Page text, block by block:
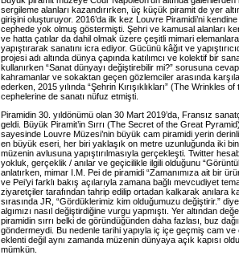
sergileme alanları kazandırırken, üç küçük piramit de yer
girişini oluşturuyor. 2016’da ilk kez Louvre Piramidi’ni
cephede yok olmuş göstermişti. Şehri ve kamusal alanları
ve hatta çatılar da dahil olmak üzere çeşitli mimari
yapıştırarak sanatını icra ediyor. Gücünü kâğıt ve
projesi adı altında dünya çapında katılımcı ve kolektif bir
kullanırken “Sanat dünyayı değiştirebilir mi?” sorusuna
kahramanlar ve sokaktan geçen gözlemciler arasında
ederken, 2015 yılında “Şehrin Kırışıklıkları” (The Wrinkles
cephelerine de sanatı nüfuz etmişti.
Piramidin 30. yıldönümü olan 30 Mart 2019’da, Fransız
geldi. Büyük Piramit’in Sırrı (The Secret of the Great
sayesinde Louvre Müzesi’nin büyük cam piramidi yerin
en büyük eseri, her biri yaklaşık on metre uzunluğunda iki
müzenin avlusuna yapıştırılmasıyla gerçekleşti. Twitter
yokluk, gerçeklik / anılar ve geçicilikle ilgili olduğunu
anlatırken, mimar I.M. Pei de piramidi “Zamanımıza ait bir
ve Pei’yi farklı bakış açılarıyla zamana bağlı mevcudiyet
ziyaretçiler tarafından tahrip edilip ortadan kalkarak anılara
sırasında JR, “Gördüklerimiz kim olduğumuzu değiştirir.”
algımızı nasıl değiştirdiğine vurgu yapmıştı. Yer altından
piramidin sırrı belki de göründüğünden daha fazlası, buz
göndermeydi. Bu nedenle tarihi yapıyla iç içe geçmiş cam
eklenti değil aynı zamanda müzenin dünyaya açık kapısı
mümkün.